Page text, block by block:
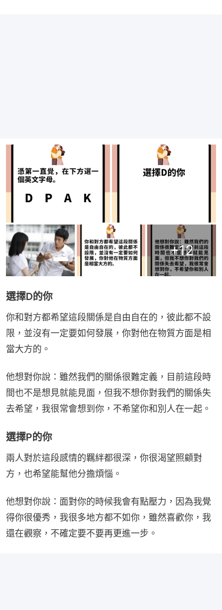
+12
選擇D的你
你和對方都希望這段關係是自由自在的，彼此都不設
限，並沒有一定要如何發展，你對他在物質方面是相
當大方的。
他想對你說：雖然我們的關係很難定義，目前這段時
間也不是想見就能見面，但我不想你對我們的關係失
去希望，我很常會想到你，不希望你和別人在一起。
選擇P的你
兩人對於這段感情的羈絆都很深，你很渴望照顧對
方，也希望能幫他分擔煩惱。
他想對你說：面對你的時候我會有點壓力，因為我覺
得你很優秀，我很多地方都不如你，雖然喜歡你，我
還在觀察，不確定要不要再更進一步。